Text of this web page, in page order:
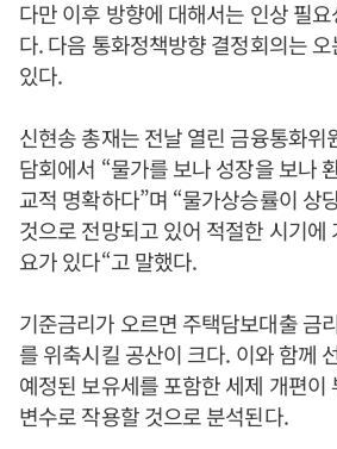
다만 이후 방향에 대해서는 인상 필
다. 다음 통화정책방향 결정회의는
있다.
신현송 총재는 전날 열린 금융통화위
담회에서 “물가를 보나 성장을 보나
교적 명확하다”며 “물가상승률이 상
것으로 전망되고 있어 적절한 시기에
요가 있다“고 말했다.
기준금리가 오르면 주택담보대출 금
를 위축시킬 공산이 크다. 이와 함께
예정된 보유세를 포함한 세제 개편이
변수로 작용할 것으로 분석된다.